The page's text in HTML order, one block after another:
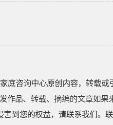
庭咨询中心原创内容，转载
作品、转载、摘编的文章如
到您的权益，请联系我们。